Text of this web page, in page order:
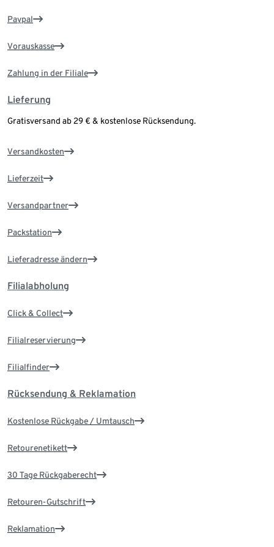
Paypal
Vorauskasse
Zahlung in der Filiale
Lieferung
Gratisversand ab 29 € & kostenlose Rücksendung.
Versandkosten
Lieferzeit
Versandpartner
Packstation
Lieferadresse ändern
Filialabholung
Click & Collect
Filialreservierung
Filialfinder
Rücksendung & Reklamation
Kostenlose Rückgabe / Umtausch
Retourenetikett
30 Tage Rückgaberecht
Retouren-Gutschrift
Reklamation